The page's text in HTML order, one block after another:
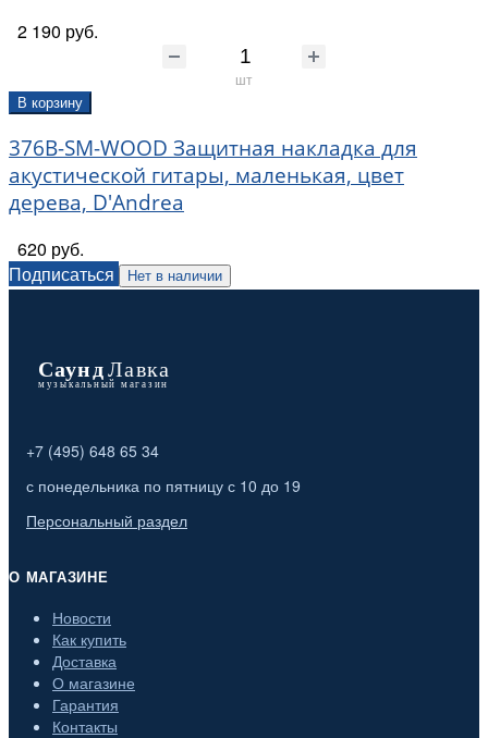
2 190 руб.
шт
В корзину
376B-SM-WOOD Защитная накладка для
акустической гитары, маленькая, цвет
дерева, D'Andrea
620 руб.
Подписаться
Нет в наличии
+7 (495) 648 65 34
с понедельника по пятницу с 10 до 19
Персональный раздел
О МАГАЗИНЕ
Новости
Как купить
Доставка
О магазине
Гарантия
Контакты